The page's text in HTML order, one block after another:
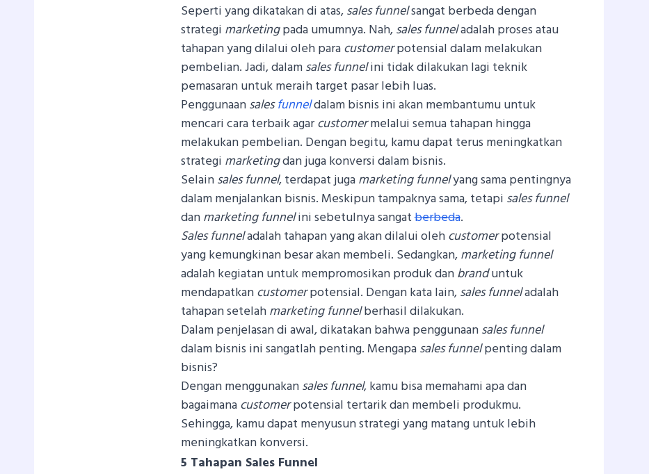
Seperti yang dikatakan di atas,sales funnelsangat berbeda dengan
strategi marketingpada umumnya. Nah,sales funneladalah proses atau
tahapan yang dilalui oleh paracustomerpotensial dalam melakukan
pembelian. Jadi, dalamsales funnelini tidak dilakukan lagi teknik
pemasaran untuk meraih target pasar lebih luas.
Penggunaansalesfunneldalam bisnis ini akan membantumu untuk
mencari cara terbaik agarcustomermelalui semua tahapan hingga
melakukan pembelian. Dengan begitu, kamu dapat terus meningkatkan
strategi marketingdan juga konversi dalam bisnis.
Selainsales funnel, terdapat jugamarketing funnelyang sama pentingnya
dalam menjalankan bisnis. Meskipun tampaknya sama, tetapi sales funnel
danmarketing funnelini sebetulnya sangatberbeda.
Sales funneladalah tahapan yang akan dilalui olehcustomerpotensial
yang kemungkinan besar akan membeli. Sedangkan,marketing funnel
adalah kegiatan untuk mempromosikan produk danbranduntuk
mendapatkancustomerpotensial. Dengan kata lain,sales funneladalah
tahapan setelahmarketing funnelberhasil dilakukan.
Dalam penjelasan di awal, dikatakan bahwa penggunaansales funnel
dalam bisnis ini sangatlah penting. Mengapasales funnelpenting dalam
bisnis?
Dengan menggunakansales funnel, kamu bisa memahami apa dan
bagaimanacustomerpotensial tertarik dan membeli produkmu.
Sehingga, kamu dapat menyusun strategi yang matang untuk lebih
meningkatkan konversi.
5 Tahapan Sales Funnel